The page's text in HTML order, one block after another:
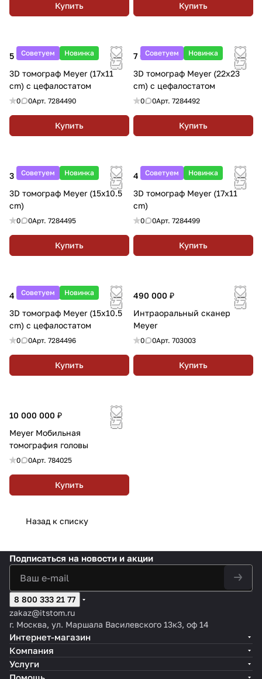
Купить Купить
Советуем Новинка
5 252 311.57 ₽
3D томограф Meyer (17x11
cm) с цефалостатом
0 0Арт. 7284490
Купить
Советуем Новинка
7 069 174.36 ₽
3D томограф Meyer (22x23
cm) с цефалостатом
0 0Арт. 7284492
Купить
Советуем Новинка
3 682 283.15 ₽
3D томограф Meyer (15x10.5
cm)
0 0Арт. 7284495
Купить
Советуем Новинка
4 608 923.64 ₽
3D томограф Meyer (17x11
cm)
0 0Арт. 7284499
Купить
Советуем Новинка
4 358 042.81 ₽
3D томограф Meyer (15x10.5
cm) с цефалостатом
0 0Арт. 7284496
Купить
490 000 ₽
Интраоральный сканер
Meyer
0 0Арт. 703003
Купить
10 000 000 ₽
Meyer Мобильная
томография головы
0 0Арт. 784025
Купить
Назад к списку
Подписаться на новости и акции
8 800 333 21 77
zakaz@itstom.ru
г. Москва, ул. Маршала Василевского 13к3, оф 14
Интернет-магазин
Компания
Услуги